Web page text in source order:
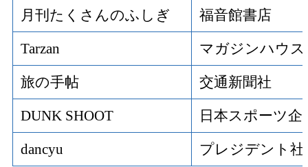
月刊たくさんのふしぎ 福音館書店
Tarzan マガジンハウス
旅の手帖 交通新聞社
DUNK SHOOT 日本スポーツ企
dancyu プレジデント社